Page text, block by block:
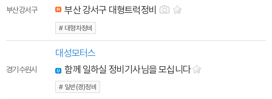
부산 강서구
부산 강서구 대형트럭정비
# 대형차정비
경기 수원시
대성모터스
함께 일하실 정비기사님을 모십니다
# 일반(경)정비